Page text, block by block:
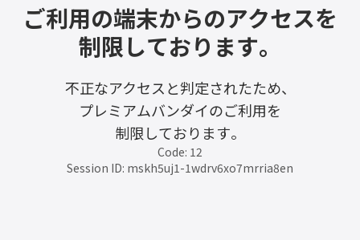
ご利用の端末からのアクセスを
制限しております。
不正なアクセスと判定されたため、
プレミアムバンダイのご利用を
制限しております。
Code: 12
Session ID: mskh5uj1-1wdrv6xo7mrria8en